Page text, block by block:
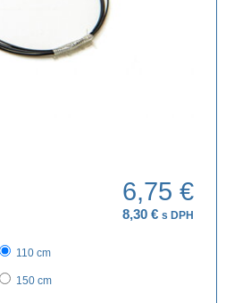
6,75 €
8,30 € s DPH
110 cm
150 cm